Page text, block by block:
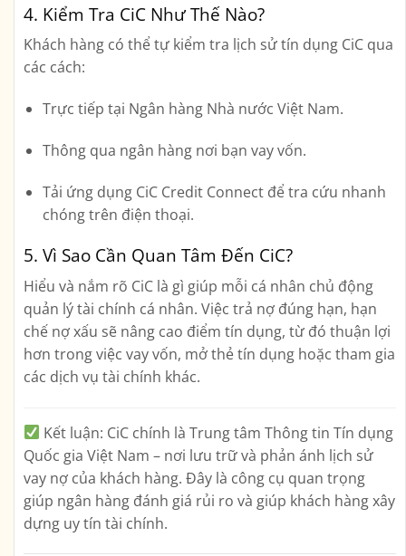
4. Kiểm Tra CiC Như Thế Nào?
Khách hàng có thể tự kiểm tra lịch sử tín dụng CiC qua
các cách:
Trực tiếp tại Ngân hàng Nhà nước Việt Nam.
Thông qua ngân hàng nơi bạn vay vốn.
Tải ứng dụng CiC Credit Connectđể tra cứu nhanh
chóng trên điện thoại.
5. Vì Sao Cần Quan Tâm Đến CiC?
Hiểu và nắm rõ CiC là gì giúp mỗi cá nhân chủ động
quản lý tài chính cá nhân. Việc trả nợ đúng hạn, hạn
chế nợ xấu sẽ nâng cao điểm tín dụng, từ đó thuận lợi
hơn trong việc vay vốn, mở thẻ tín dụng hoặc tham gia
các dịch vụ tài chính khác.
Kết luận: CiC chính là Trung tâm Thông tin Tín dụng
Quốc gia Việt Nam – nơi lưu trữ và phản ánh lịch sử
vay nợ của khách hàng. Đây là công cụ quan trọng
giúp ngân hàng đánh giá rủi ro và giúp khách hàng xây
dựng uy tín tài chính.